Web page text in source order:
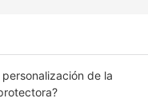
de la